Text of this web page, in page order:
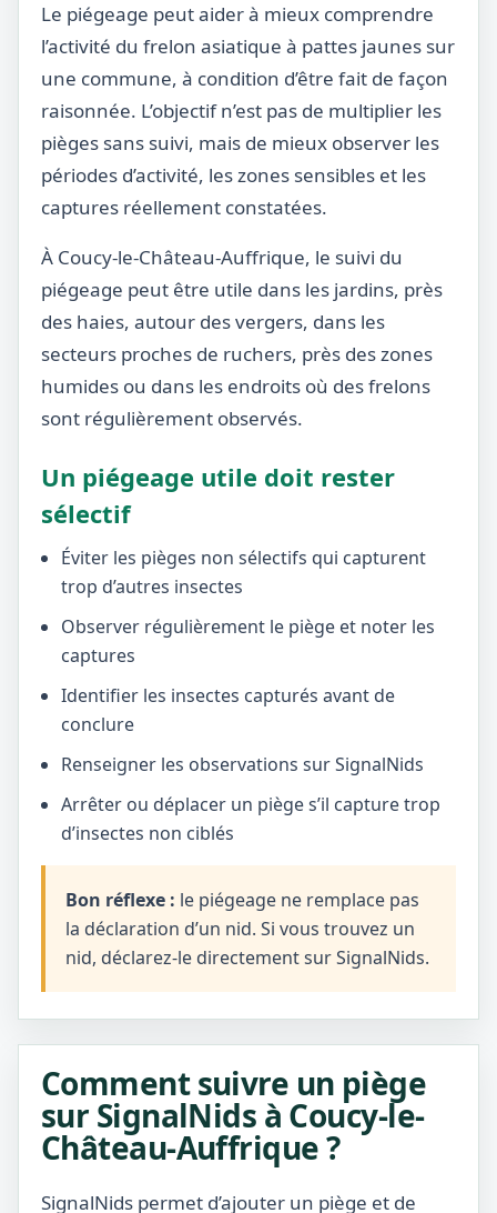
Le piégeage peut aider à mieux comprendre
l’activité du frelon asiatique à pattes jaunes sur
une commune, à condition d’être fait de façon
raisonnée. L’objectif n’est pas de multiplier les
pièges sans suivi, mais de mieux observer les
périodes d’activité, les zones sensibles et les
captures réellement constatées.
À Coucy-le-Château-Auffrique, le suivi du
piégeage peut être utile dans les jardins, près
des haies, autour des vergers, dans les
secteurs proches de ruchers, près des zones
humides ou dans les endroits où des frelons
sont régulièrement observés.
Un piégeage utile doit rester
sélectif
Éviter les pièges non sélectifs qui capturent
trop d’autres insectes
Observer régulièrement le piège et noter les
captures
Identifier les insectes capturés avant de
conclure
Renseigner les observations sur SignalNids
Arrêter ou déplacer un piège s’il capture trop
d’insectes non ciblés
Bon réflexe : le piégeage ne remplace pas
la déclaration d’un nid. Si vous trouvez un
nid, déclarez-le directement sur SignalNids.
Comment suivre un piège
sur SignalNids à Coucy-le-
Château-Auffrique ?
SignalNids permet d’ajouter un piège et de